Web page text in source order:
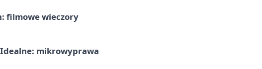
filmowe wieczory
Idealne: mikrowyprawa